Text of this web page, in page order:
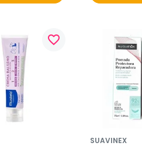
favorite_border
SUAVINEX